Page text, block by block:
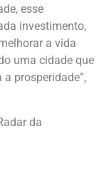
esse
investimento,
a vida
uma cidade que
prosperidade”,
da